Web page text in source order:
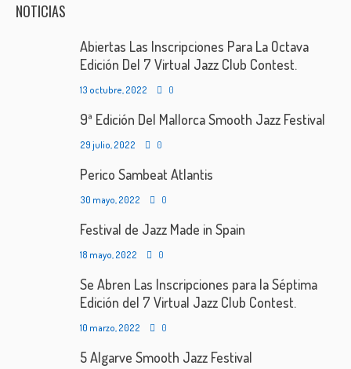
NOTICIAS
Abiertas Las Inscripciones Para La Octava
Edición Del 7 Virtual Jazz Club Contest.
13 octubre, 2022 0
9ª Edición Del Mallorca Smooth Jazz Festival
29 julio, 2022 0
Perico Sambeat Atlantis
30 mayo, 2022 0
Festival de Jazz Made in Spain
18 mayo, 2022 0
Se Abren Las Inscripciones para la Séptima
Edición del 7 Virtual Jazz Club Contest.
10 marzo, 2022 0
5 Algarve Smooth Jazz Festival